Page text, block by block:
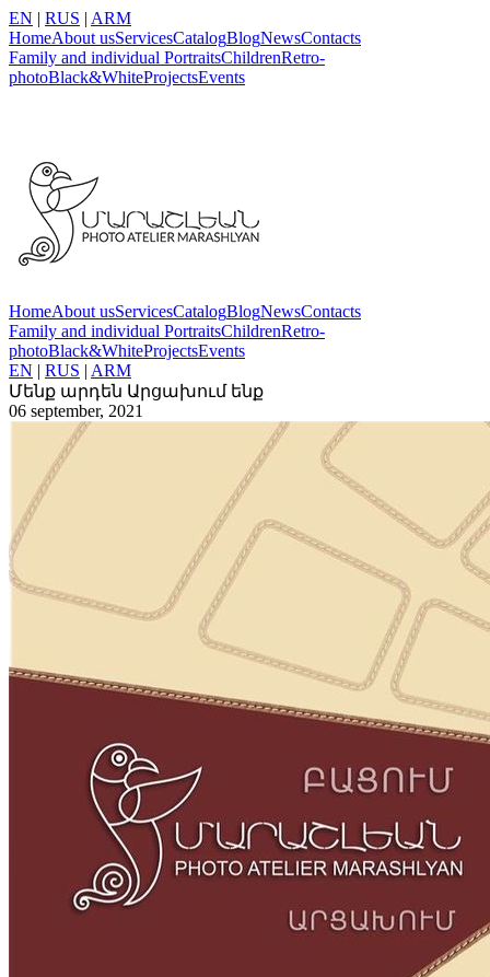
EN | RUS | ARM
HomeAbout usServicesCatalogBlogNewsContacts
Family and individual PortraitsChildrenRetro-
photoBlack&WhiteProjectsEvents
HomeAbout usServicesCatalogBlogNewsContacts
Family and individual PortraitsChildrenRetro-
photoBlack&WhiteProjectsEvents
EN | RUS | ARM
Մենք արդեն Արցախում ենք
06 september, 2021